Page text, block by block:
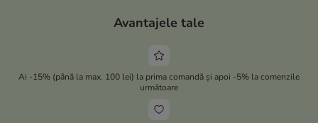
Avantajele tale
Ai -15% (până la max. 100 lei) la prima comandă și apoi -5% la comenzile
următoare